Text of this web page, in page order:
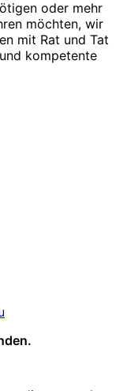
oder mehr
möchten, wir
mit Rat und Tat
kompetente